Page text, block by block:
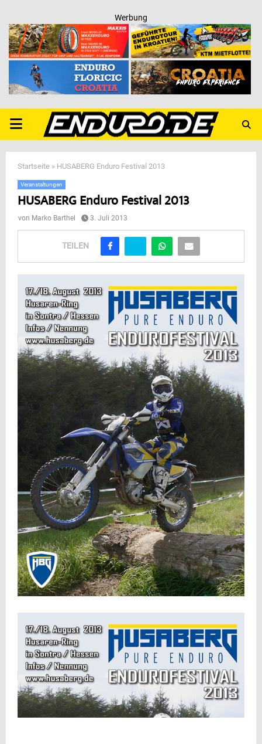
Werbung
PRIMARY
MENU
Startseite » HUSABERG Enduro Festival 2013
Veranstaltungen
HUSABERG Enduro Festival 2013
von Marko Barthel 3. Juli 2013
TEILEN